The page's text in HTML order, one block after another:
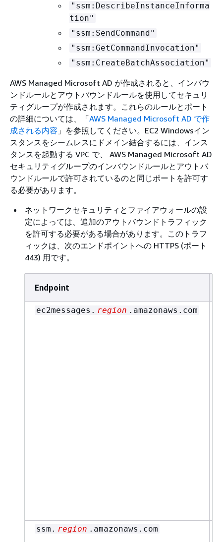
"ssm:DescribeInstanceInforma
tion"
"ssm:SendCommand"
"ssm:GetCommandInvocation"
"ssm:CreateBatchAssociation"
AWS Managed Microsoft AD が作成されると、インバウ
ンドルールとアウトバウンドルールを使用してセキュリ
ティグループが作成されます。これらのルールとポート
の詳細については、「AWS Managed Microsoft AD で作
成される内容 」を参照してください。EC2 Windowsイン
スタンスをシームレスにドメイン結合するには、インス
タンスを起動する VPC で、 AWS Managed Microsoft AD
セキュリティグループのインバウンドルールとアウトバ
ウンドルールで許可されているのと同じポートを許可す
る必要があります。
ネットワークセキュリティとファイアウォールの設
定によっては、追加のアウトバウンドトラフィック
を許可する必要がある場合があります。このトラフ
ィックは、次のエンドポイントへの HTTPS (ポート
443) 用です。
Endpoint
ec2messages. region .amazonaws.com
ssm. region .amazonaws.com